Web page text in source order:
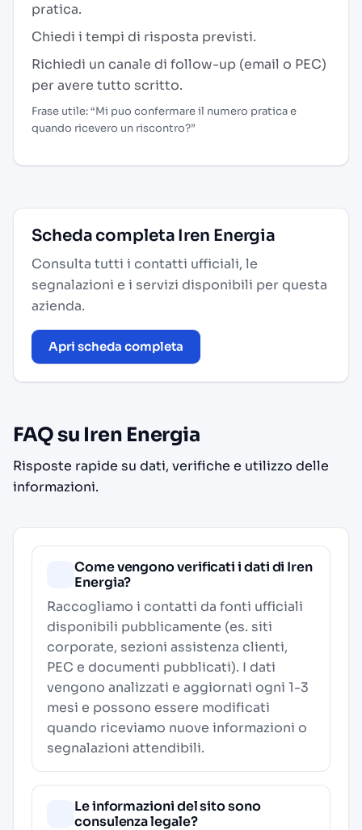
pratica.
Chiedi i tempi di risposta previsti.
Richiedi un canale di follow-up (email o PEC)
per avere tutto scritto.
Frase utile: “Mi puo confermare il numero pratica e
quando ricevero un riscontro?”
Scheda completa Iren Energia
Consulta tutti i contatti ufficiali, le
segnalazioni e i servizi disponibili per questa
azienda.
Apri scheda completa
FAQ su Iren Energia
Risposte rapide su dati, verifiche e utilizzo delle
informazioni.
Come vengono verificati i dati di Iren
Energia?
Raccogliamo i contatti da fonti ufficiali
disponibili pubblicamente (es. siti
corporate, sezioni assistenza clienti,
PEC e documenti pubblicati). I dati
vengono analizzati e aggiornati ogni 1-3
mesi e possono essere modificati
quando riceviamo nuove informazioni o
segnalazioni attendibili.
Le informazioni del sito sono
consulenza legale?